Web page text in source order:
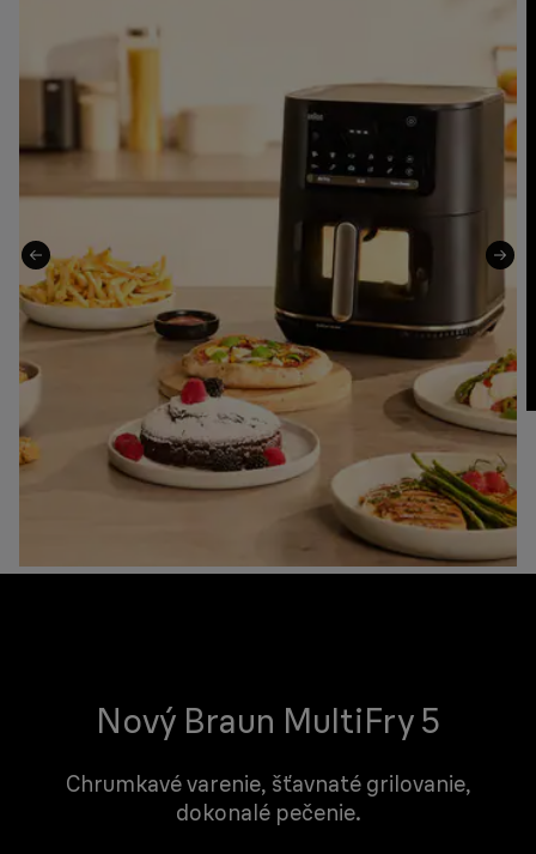
Nový Braun MultiFry 5
Chrumkavé varenie, šťavnaté grilovanie,
dokonalé pečenie.